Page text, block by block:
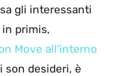
gli interessanti
in primis,
Move all’interno
son desideri, è